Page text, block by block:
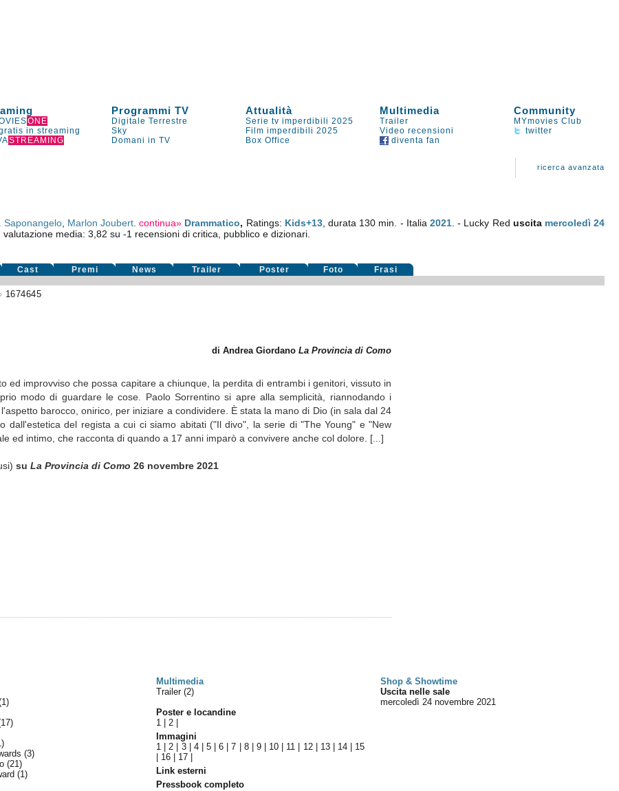
Programmi TV Attualità Multimedia Community
ONE Digitale Terrestre Serie tv imperdibili 2025 Trailer
MYmovies Club
in streaming Sky Film imperdibili 2025 Video recensioni
twitter
STREAMING Domani in TV Box Office diventa fan
ricerca avanzata
Saponangelo, Marlon Joubert.continua» Drammatico, Ratings: Kids+13, durata 130 min. - Italia2021 . - Lucky Red uscita mercoledì 24
valutazione media: 3,82 su -1 recensioni di critica, pubblico e dizionari.
Cast Premi News Trailer Poster Foto Frasi
1674645
di Andrea GiordanoLa Provincia di Como
improvviso che possa capitare a chiunque, la perdita di entrambi i genitori, vissuto in
modo di guardare le cose. Paolo Sorrentino si apre alla semplicità, riannodando i
barocco, onirico, per iniziare a condividere. È stata la mano di Dio (in sala dal 24
del regista a cui ci siamo abitati ("Il divo", la serie di "The Young" e "New
ed intimo, che racconta di quando a 17 anni imparò a convivere anche col dolore. [...]
suLa Provincia di Como 26 novembre 2021
Multimedia
Shop & Showtime
(3)
(21)
(1)
Trailer (2)
Poster e locandine
1 |2
Immagini
1 |2 3| 4|5 |6 |7 8| 9| 10 11 12| 13| 14
15
16 17
Link esterni
Pressbook completo
Uscita nelle sale
mercoledì 24 novembre 2021